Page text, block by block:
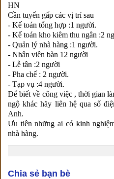
HN
Cần tuyển gấp các vị trí sau
- Kế toán tổng hợp :1 người.
- Kế toán kho kiêm thu ngân :2
- Quản lý nhà hàng :1 người.
- Nhân viên bàn 12 người
- Lễ tân :2 người
- Pha chế : 2 người.
- Tạp vụ :4 người.
Để biết về công việc , thời gian
ngộ khác hãy liên hệ qua số
Anh.
Ưu tiên những ai có kinh
nhà hàng.
Chia sẻ bạn bè